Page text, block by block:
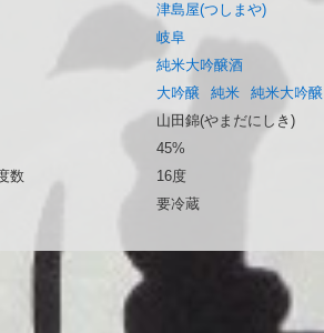
津島屋(つしまや)
岐阜
純米大吟醸酒
大吟醸 純米 純米大吟醸
山田錦(やまだにしき)
45%
数
16度
要冷蔵